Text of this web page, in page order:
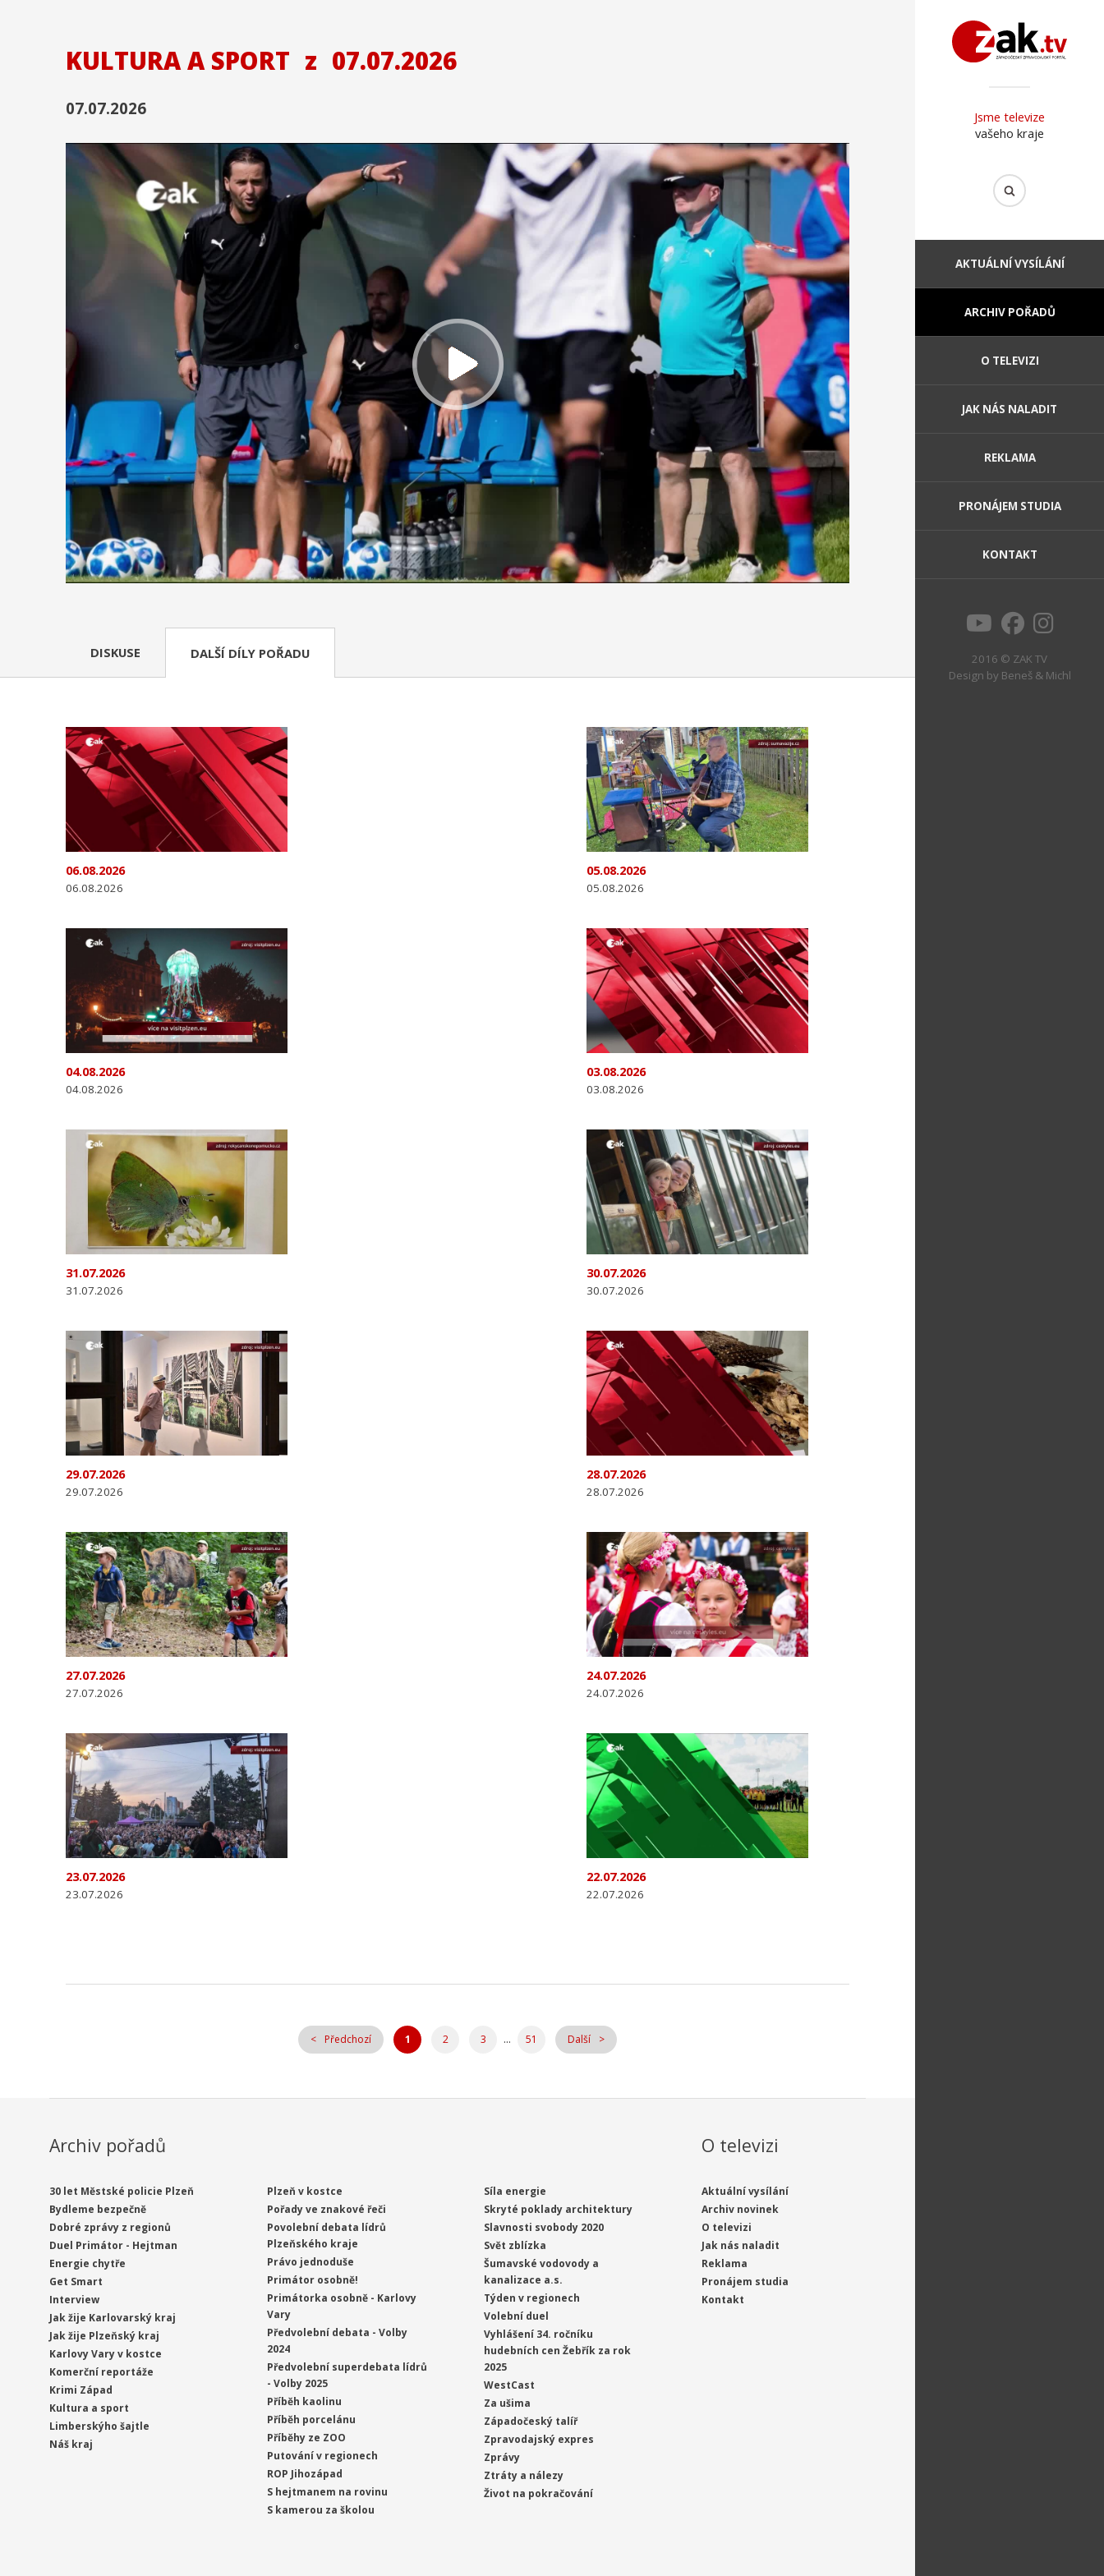
Jsme televize
vašeho kraje
AKTUÁLNÍ VYSÍLÁNÍ
ARCHIV POŘADŮ
O TELEVIZI
JAK NÁS NALADIT
REKLAMA
PRONÁJEM STUDIA
KONTAKT
2016 © ZAK TV
Design by Beneš & Michl
KULTURA A SPORT z 07.07.2026
07.07.2026
DISKUSE DALŠÍ DÍLY POŘADU
06.08.2026
06.08.2026
05.08.2026
05.08.2026
04.08.2026
04.08.2026
03.08.2026
03.08.2026
31.07.2026
31.07.2026
30.07.2026
30.07.2026
29.07.2026
29.07.2026
28.07.2026
28.07.2026
27.07.2026
27.07.2026
24.07.2026
24.07.2026
23.07.2026
23.07.2026
22.07.2026
22.07.2026
Předchozí 1 2 3 ... 51 Další
Archiv pořadů
30 let Městské policie Plzeň
Bydleme bezpečně
Dobré zprávy z regionů
Duel Primátor - Hejtman
Energie chytře
Get Smart
Interview
Jak žije Karlovarský kraj
Jak žije Plzeňský kraj
Karlovy Vary v kostce
Komerční reportáže
Krimi Západ
Kultura a sport
Limberskýho šajtle
Náš kraj
Plzeň v kostce
Pořady ve znakové řeči
Povolební debata lídrů
Plzeňského kraje
Právo jednoduše
Primátor osobně!
Primátorka osobně - Karlovy
Vary
Předvolební debata - Volby
2024
Předvolební superdebata lídrů
- Volby 2025
Příběh kaolinu
Příběh porcelánu
Příběhy ze ZOO
Putování v regionech
ROP Jihozápad
S hejtmanem na rovinu
S kamerou za školou
Síla energie
Skryté poklady architektury
Slavnosti svobody 2020
Svět zblízka
Šumavské vodovody a
kanalizace a.s.
Týden v regionech
Volební duel
Vyhlášení 34. ročníku
hudebních cen Žebřík za rok
2025
WestCast
Za ušima
Západočeský talíř
Zpravodajský expres
Zprávy
Ztráty a nálezy
Život na pokračování
O televizi
Aktuální vysílání
Archiv novinek
O televizi
Jak nás naladit
Reklama
Pronájem studia
Kontakt